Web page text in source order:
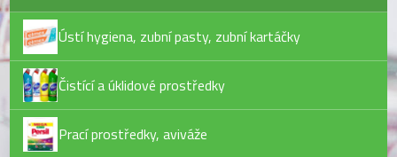
Ústí hygiena, zubní pasty, zubní kartáčky
Čistící a úklidové prostředky
Prací prostředky, aviváže